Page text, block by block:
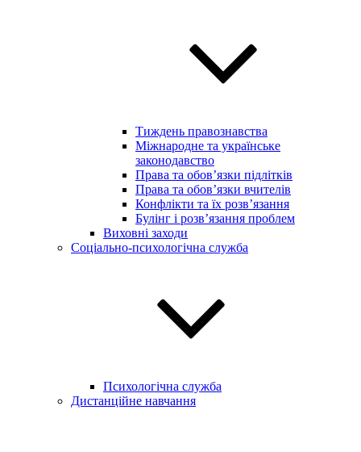
Тиждень правознавства
Міжнародне та українське
законодавство
Права та обов’язки підлітків
Права та обов’язки вчителів
Конфлікти та їх розв’язання
Булінг і розв’язання проблем
Виховні заходи
Соціально-психологічна служба
Психологічна служба
Дистанційне навчання